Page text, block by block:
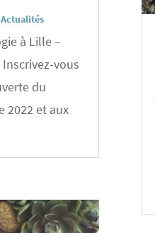
à Lille –
vous
du
2022 et aux